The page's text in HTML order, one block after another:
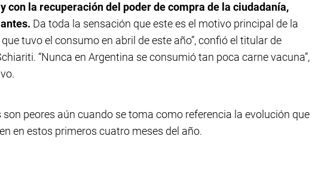
con la recuperación del poder de compra de la ciudadanía,
Da toda la sensación que este es el motivo principal de la
tuvo el consumo en abril de este año”, confió el titular de
“Nunca en Argentina se consumió tan poca carne vacuna”,
son peores aún cuando se toma como referencia la evolución que
en estos primeros cuatro meses del año.